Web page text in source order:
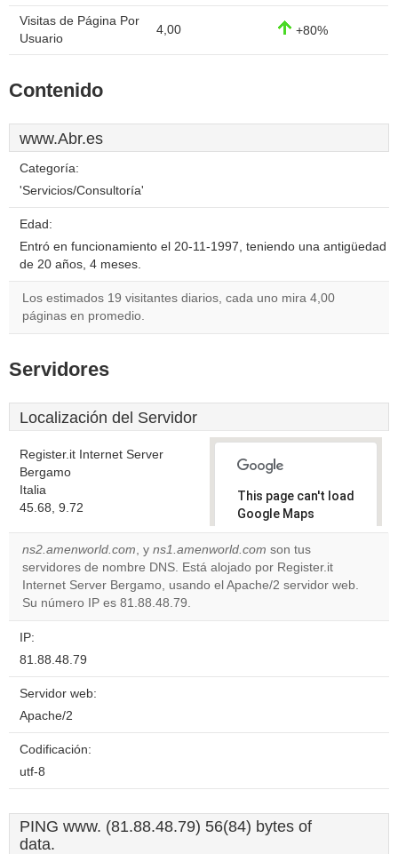
Visitas de Página Por
Usuario
4,00 +80%
Contenido
www.Abr.es
Categoría:
'Servicios/Consultoría'
Edad:
Entró en funcionamiento el 20-11-1997, teniendo una antigüedad
de 20 años, 4 meses.
Los estimados 19 visitantes diarios, cada uno mira 4,00
páginas en promedio.
Servidores
Localización del Servidor
Register.it Internet Server
Bergamo
Italia
45.68, 9.72
This page can't load
Google Maps
correctly.
Do you
own this
OK
ns2.amenworld.com, y ns1.amenworld.com son tus
servidores de nombre DNS. Está alojado por Register.it
Internet Server Bergamo, usando el Apache/2 servidor web.
Su número IP es 81.88.48.79.
IP:
81.88.48.79
Servidor web:
Apache/2
Codificación:
utf-8
PING www. (81.88.48.79) 56(84) bytes of
data.